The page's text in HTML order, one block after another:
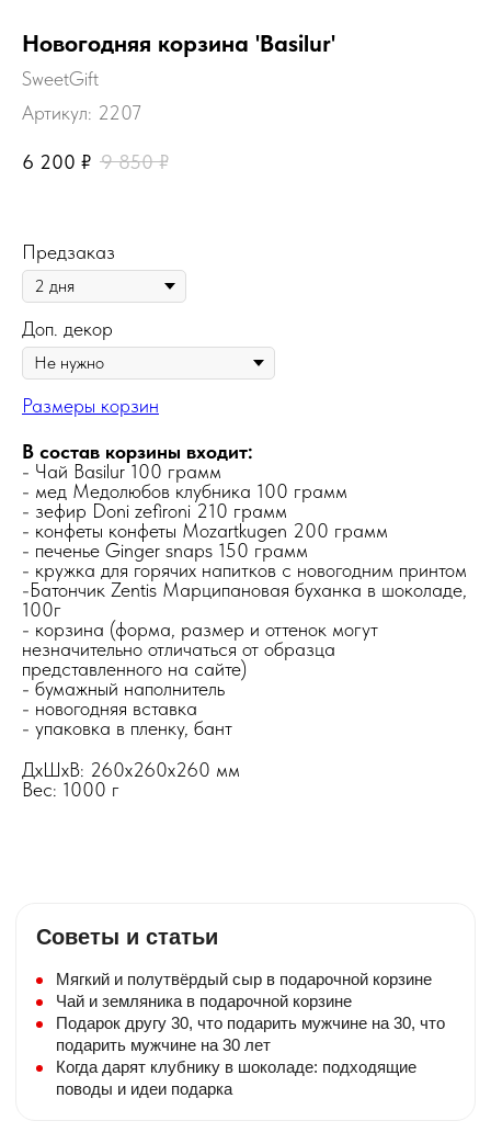
Новогодняя корзина 'Basilur'
SweetGift
Артикул: 2207
6 200 ₽ 9 850 ₽
Предзаказ
Доп. декор
Размеры корзин
В состав корзины входит:
- Чай Basilur 100 грамм
- мед Медолюбов клубника 100 грамм
- зефир Doni zefironi 210 грамм
- конфеты конфеты Mozartkugen 200 грамм
- печенье Ginger snaps 150 грамм
- кружка для горячих напитков с новогодним принтом
-Батончик Zentis Марципановая буханка в шоколаде,
100г
- корзина (форма, размер и оттенок могут
незначительно отличаться от образца
представленного на сайте)
- бумажный наполнитель
- новогодняя вставка
- упаковка в пленку, бант
ДxШxВ: 260x260x260 мм
Вес: 1000 г
Советы и статьи
Мягкий и полутвёрдый сыр в подарочной корзине
Чай и земляника в подарочной корзине
Подарок другу 30, что подарить мужчине на 30, что
подарить мужчине на 30 лет
Когда дарят клубнику в шоколаде: подходящие
поводы и идеи подарка
Бесплатная открытка
К композиции прилагаем бесплатную
мини — открытку. Небольшой текст